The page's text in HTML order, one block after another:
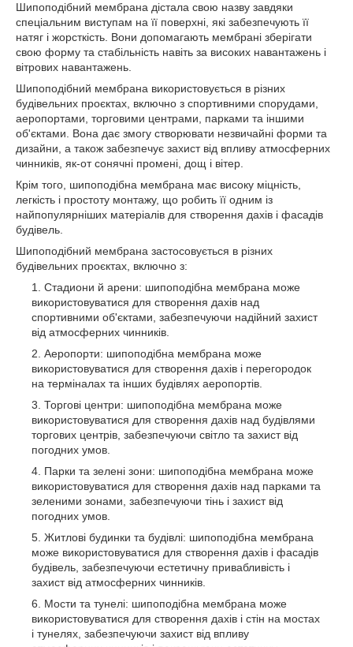
Шипоподібний мембрана дістала свою назву завдяки
спеціальним виступам на її поверхні, які забезпечують її
натяг і жорсткість. Вони допомагають мембрані зберігати
свою форму та стабільність навіть за високих навантажень і
вітрових навантажень.
Шипоподібний мембрана використовується в різних
будівельних проєктах, включно з спортивними спорудами,
аеропортами, торговими центрами, парками та іншими
об'єктами. Вона дає змогу створювати незвичайні форми та
дизайни, а також забезпечує захист від впливу атмосферних
чинників, як-от сонячні промені, дощ і вітер.
Крім того, шипоподібна мембрана має високу міцність,
легкість і простоту монтажу, що робить її одним із
найпопулярніших матеріалів для створення дахів і фасадів
будівель.
Шипоподібний мембрана застосовується в різних
будівельних проєктах, включно з:
Стадиони й арени: шипоподібна мембрана може
використовуватися для створення дахів над
спортивними об'єктами, забезпечуючи надійний захист
від атмосферних чинників.
Аеропорти: шипоподібна мембрана може
використовуватися для створення дахів і перегородок
на терміналах та інших будівлях аеропортів.
Торгові центри: шипоподібна мембрана може
використовуватися для створення дахів над будівлями
торгових центрів, забезпечуючи світло та захист від
погодних умов.
Парки та зелені зони: шипоподібна мембрана може
використовуватися для створення дахів над парками та
зеленими зонами, забезпечуючи тінь і захист від
погодних умов.
Житлові будинки та будівлі: шипоподібна мембрана
може використовуватися для створення дахів і фасадів
будівель, забезпечуючи естетичну привабливість і
захист від атмосферних чинників.
Мости та тунелі: шипоподібна мембрана може
використовуватися для створення дахів і стін на мостах
і тунелях, забезпечуючи захист від впливу